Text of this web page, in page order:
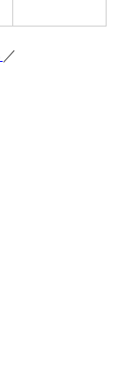
／